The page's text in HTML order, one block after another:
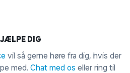
DIG
vil så gerne høre fra dig, hvis der
med. Chat med os eller ring til